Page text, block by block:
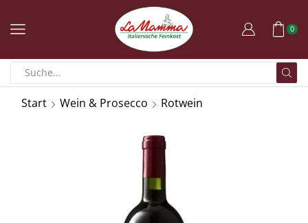
0
Start Wein & Prosecco Rotwein